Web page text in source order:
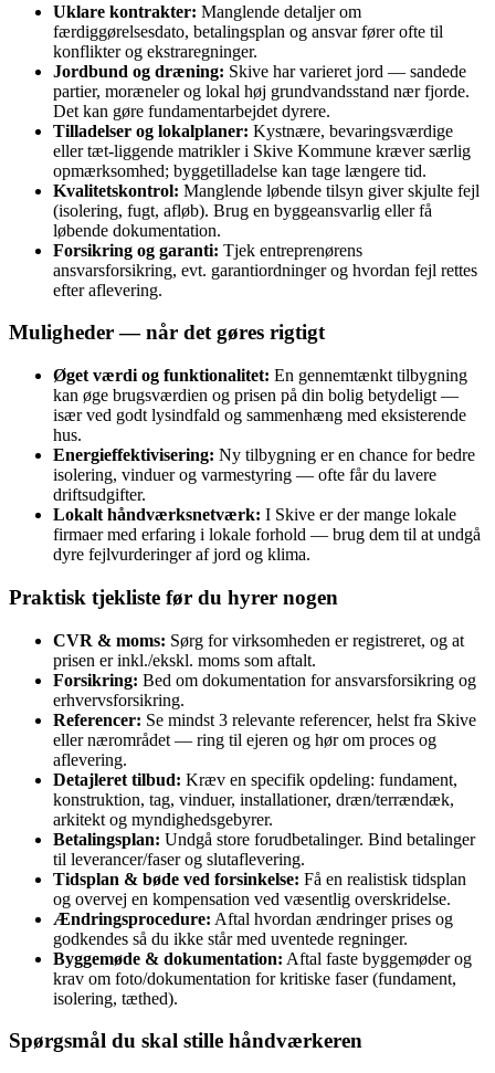
Uklare kontrakter: Manglende detaljer om
færdiggørelsesdato, betalingsplan og ansvar fører ofte til
konflikter og ekstraregninger.
Jordbund og dræning: Skive har varieret jord — sandede
partier, moræneler og lokal høj grundvandsstand nær fjorde.
Det kan gøre fundamentarbejdet dyrere.
Tilladelser og lokalplaner: Kystnære, bevaringsværdige
eller tæt-liggende matrikler i Skive Kommune kræver særlig
opmærksomhed; byggetilladelse kan tage længere tid.
Kvalitetskontrol: Manglende løbende tilsyn giver skjulte fejl
(isolering, fugt, afløb). Brug en byggeansvarlig eller få
løbende dokumentation.
Forsikring og garanti: Tjek entreprenørens
ansvarsforsikring, evt. garantiordninger og hvordan fejl rettes
efter aflevering.
Muligheder — når det gøres rigtigt
Øget værdi og funktionalitet: En gennemtænkt tilbygning
kan øge brugsværdien og prisen på din bolig betydeligt —
især ved godt lysindfald og sammenhæng med eksisterende
hus.
Energieffektivisering: Ny tilbygning er en chance for bedre
isolering, vinduer og varmestyring — ofte får du lavere
driftsudgifter.
Lokalt håndværksnetværk: I Skive er der mange lokale
firmaer med erfaring i lokale forhold — brug dem til at undgå
dyre fejlvurderinger af jord og klima.
Praktisk tjekliste før du hyrer nogen
CVR & moms: Sørg for virksomheden er registreret, og at
prisen er inkl./ekskl. moms som aftalt.
Forsikring: Bed om dokumentation for ansvarsforsikring og
erhvervsforsikring.
Referencer: Se mindst 3 relevante referencer, helst fra Skive
eller nærområdet — ring til ejeren og hør om proces og
aflevering.
Detajleret tilbud: Kræv en specifik opdeling: fundament,
konstruktion, tag, vinduer, installationer, dræn/terrændæk,
arkitekt og myndighedsgebyrer.
Betalingsplan: Undgå store forudbetalinger. Bind betalinger
til leverancer/faser og slutaflevering.
Tidsplan & bøde ved forsinkelse: Få en realistisk tidsplan
og overvej en kompensation ved væsentlig overskridelse.
Ændringsprocedure: Aftal hvordan ændringer prises og
godkendes så du ikke står med uventede regninger.
Byggemøde & dokumentation: Aftal faste byggemøder og
krav om foto/dokumentation for kritiske faser (fundament,
isolering, tæthed).
Spørgsmål du skal stille håndværkeren